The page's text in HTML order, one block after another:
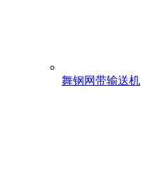
舞钢网带输送机